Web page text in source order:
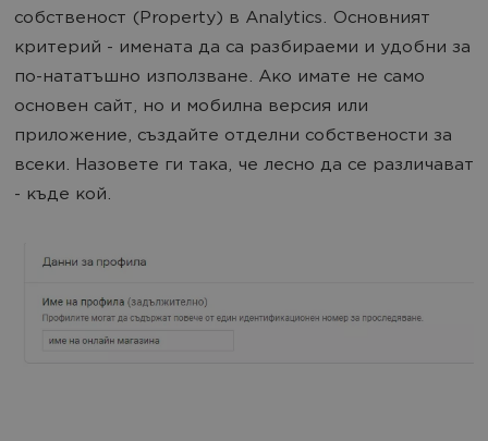
собственост (Property) в Analytics. Основният
критерий - имената да са разбираеми и удобни за
по-нататъшно използване. Ако имате не само
основен сайт, но и мобилна версия или
приложение, създайте отделни собствености за
всеки. Назовете ги така, че лесно да се различават
- къде кой.